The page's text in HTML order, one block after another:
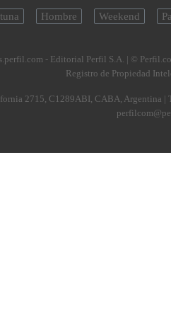
Hombre Weekend
- Editorial Perfil S.A. | ©
Registro de Propiedad
2715, C1289ABI, CABA, Argentina |